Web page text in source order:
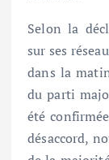
Selon la
sur ses
dans la
du parti
été
désaccord,